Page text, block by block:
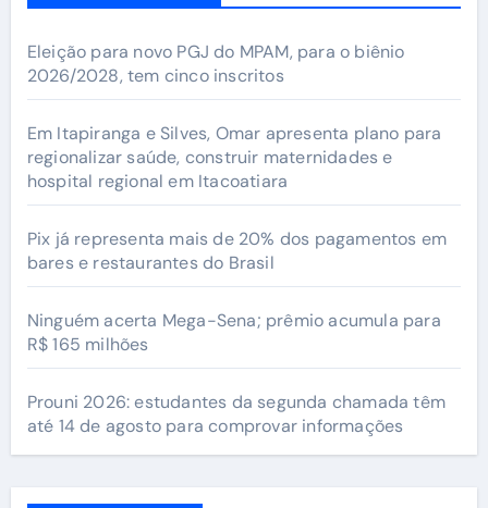
Eleição para novo PGJ do MPAM, para o biênio
2026/2028, tem cinco inscritos
Em Itapiranga e Silves, Omar apresenta plano para
regionalizar saúde, construir maternidades e
hospital regional em Itacoatiara
Pix já representa mais de 20% dos pagamentos em
bares e restaurantes do Brasil
Ninguém acerta Mega-Sena; prêmio acumula para
R$ 165 milhões
Prouni 2026: estudantes da segunda chamada têm
até 14 de agosto para comprovar informações